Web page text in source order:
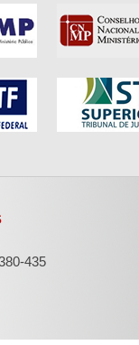
435